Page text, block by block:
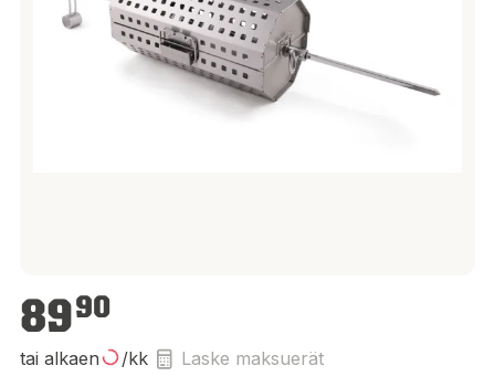
8990
tai alkaen /kk
Laske maksuerät